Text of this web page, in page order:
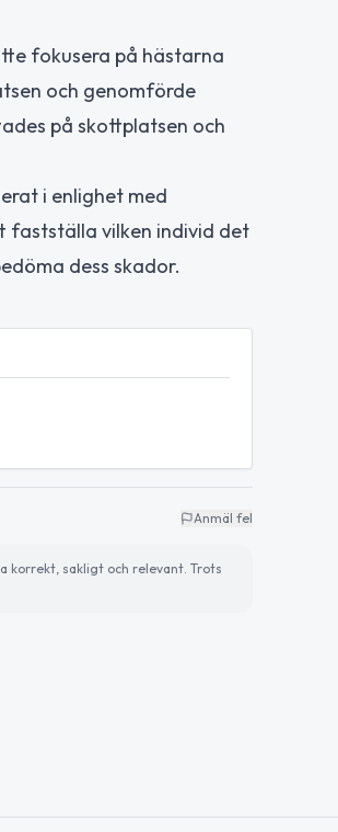
fokusera på hästarna
och genomförde
på skottplatsen och
i enlighet med
fastställa vilken individ det
dess skador.
Anmäl fel
korrekt, sakligt och relevant. Trots